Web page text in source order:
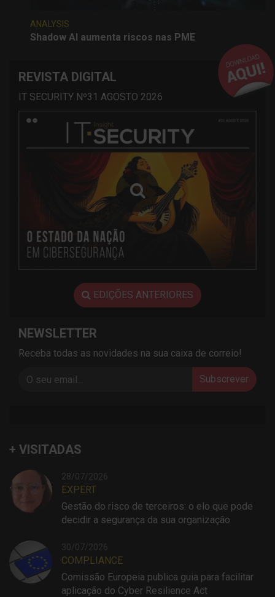
ANALYSIS
Shadow AI aumenta riscos nas PME
REVISTA DIGITAL
IT SECURITY Nº31 AGOSTO 2026
EDIÇÕES ANTERIORES
NEWSLETTER
Receba todas as novidades na sua caixa de correio!
Subscrever
+ VISITADAS
28/07/2026
EXPERT
Gestão do risco de terceiros: o elo que pode
decidir a segurança da sua organização
30/07/2026
COMPLIANCE
Comissão Europeia publica guia para facilitar
aplicação do Cyber Resilience Act